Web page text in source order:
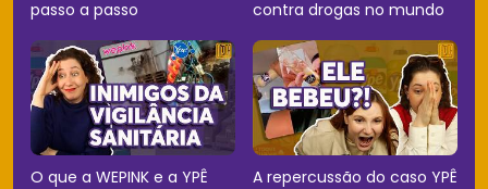
passo a passo contra drogas no mundo
O que a WEPINK e a YPÊ
A repercussão do caso YPÊ